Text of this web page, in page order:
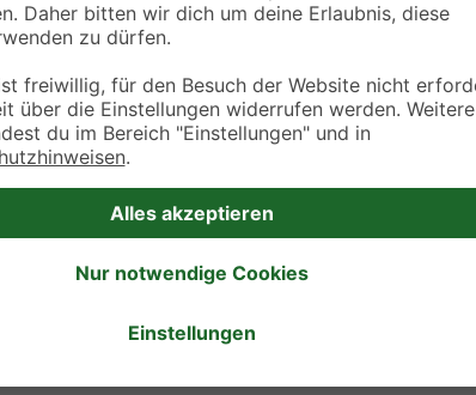
Öffnungszeiten
Dienstag
8:00 - 18:00
Mittwoch
8:00 - 18:00
Donnerstag
Freitag
8:00 - 18:00
Sonntag